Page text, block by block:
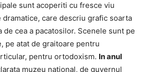
sunt acoperiti cu fresce viu
care descriu grafic soarta
cea a pacatosilor. Scenele sunt pe
pe atat de graitoare pentru
pentru ortodoxism. In anul
muzeu national, de guvernul